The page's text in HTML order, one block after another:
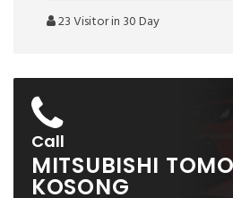
23 Visitor in 30 Day
Call
MITSUBISHI
KOSONG